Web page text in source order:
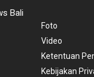
Bali
Foto
Video
Ketentuan
Kebijakan